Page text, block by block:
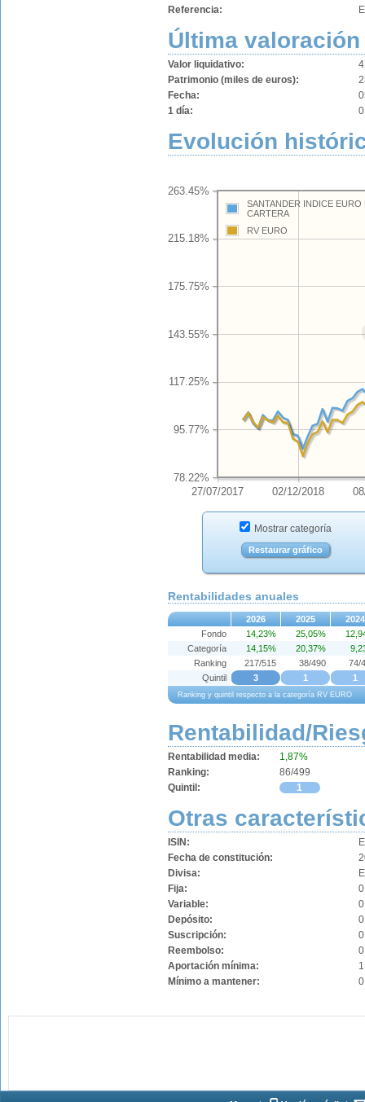
Referencia:
Última valoración
Valor liquidativo:
Patrimonio (miles de euros):
Fecha:
1 día:
Evolución
27/07/2017 02/12/2018
78.22%
95.77%
117.25%
143.55%
175.75%
215.18%
263.45%
SANTANDER INDICE EURO
CARTERA
RV EURO
Mostrar categoría
Restaurar gráfico
Rentabilidades anuales
2026 2025 2024
Ranking y quintil respecto a la categoría RV EURO
Fondo 14,23% 25,05%
Categoría
14,15% 20,37%
Ranking
217/515 38/490
74/
Quintil
3 1 1
Rentabilidad/
Rentabilidad media:
1,87%
Ranking:
86/499
Quintil:
1
Otras
ISIN:
Fecha de constitución:
Divisa:
Fija:
Variable:
Depósito:
Suscripción:
Reembolso:
Aportación mínima:
Mínimo a mantener: